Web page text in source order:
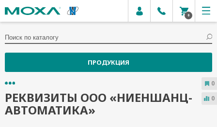
0
ПРОДУКЦИЯ
РЕКВИЗИТЫ ООО «НИЕНШАНЦ-
АВТОМАТИКА»
0
0